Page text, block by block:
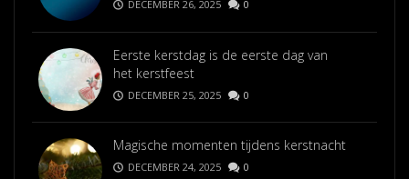
DECEMBER 26, 2025 0
Eerste kerstdag is de eerste dag van
het kerstfeest
DECEMBER 25, 2025 0
Magische momenten tijdens kerstnacht
DECEMBER 24, 2025 0